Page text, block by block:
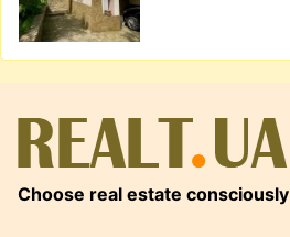
Choose real estate consciously